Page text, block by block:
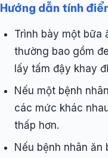
Hướng dẫn tính
Trình bày một bữa
thường bao gồm
lấy tấm đậy khay
Nếu một bệnh
các mức khác
thấp hơn.
Nếu bệnh nhân